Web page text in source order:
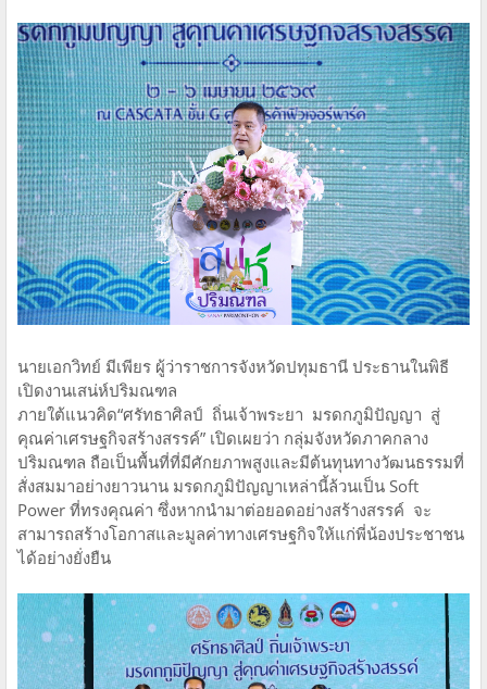
นายเอกวิทย์ มีเพียร ผู้ว่าราชการจังหวัดปทุมธานี ประธานในพิธี
เปิดงานเสน่ห์ปริมณฑล
ภายใต้แนวคิด“ศรัทธาศิลป์ ถิ่นเจ้าพระยา มรดกภูมิปัญญา สู่
คุณค่าเศรษฐกิจสร้างสรรค์” เปิดเผยว่า กลุ่มจังหวัดภาคกลาง
ปริมณฑล ถือเป็นพื้นที่ที่มีศักยภาพสูงและมีต้นทุนทางวัฒนธรรมที่
สั่งสมมาอย่างยาวนาน มรดกภูมิปัญญาเหล่านี้ล้วนเป็น Soft
Power ที่ทรงคุณค่า ซึ่งหากนำมาต่อยอดอย่างสร้างสรรค์ จะ
สามารถสร้างโอกาสและมูลค่าทางเศรษฐกิจให้แก่พี่น้องประชาชน
ได้อย่างยั่งยืน